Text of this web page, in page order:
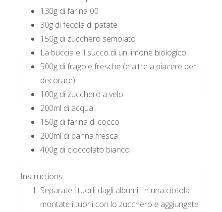
130g di farina 00
30g di fecola di patate
150g di zucchero semolato
La buccia e il succo di un limone biologico
500g di fragole fresche (e altre a piacere per
decorare)
100g di zucchero a velo
200ml di acqua
150g di farina di cocco
200ml di panna fresca
400g di cioccolato bianco
Instructions
Separate i tuorli dagli albumi. In una ciotola
montate i tuorli con lo zucchero e aggiungete